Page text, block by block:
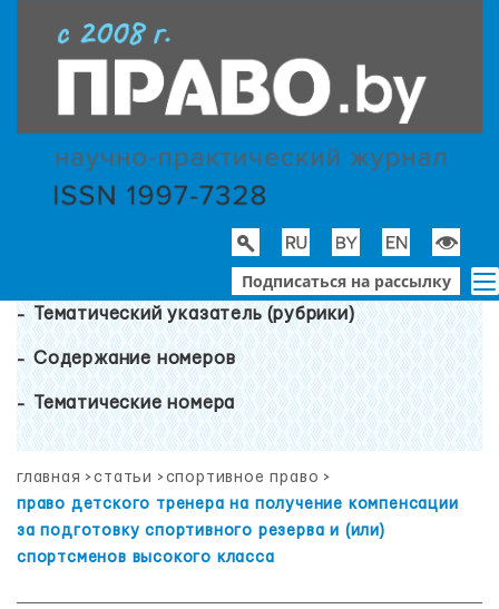
Подписаться на рассылку
Тематический указатель (рубрики)
Содержание номеров
Тематические номера
главная >статьи >спортивное право >
право детского тренера на получение компенсации
за подготовку спортивного резерва и (или)
спортсменов высокого класса